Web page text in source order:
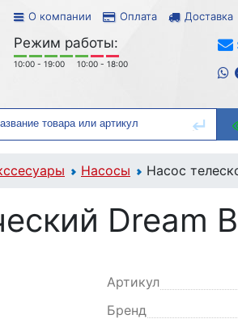
О компании Оплата Доставка
Режим работы:
10:00 - 19:00 10:00 - 18:00
Насосы Насос
Dream
Артикул
Бренд